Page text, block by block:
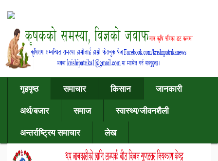
गृहपृष्ठ समाचार किसान
जानकारी
अर्थ/बजार
समाज
स्वास्थ्य/जीवनशैली
अन्तर्राष्ट्रिय समाचार
लेख